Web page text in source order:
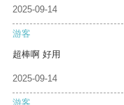
2025-09-14
游客
超棒啊 好用
2025-09-14
游客